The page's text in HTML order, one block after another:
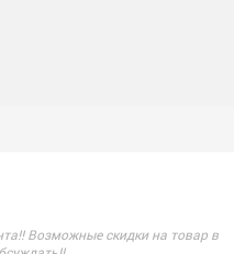
Возможные скидки на товар в